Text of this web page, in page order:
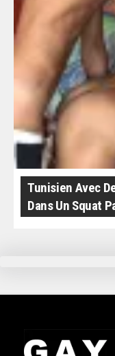
Tunisien Avec
Dans Un Squat